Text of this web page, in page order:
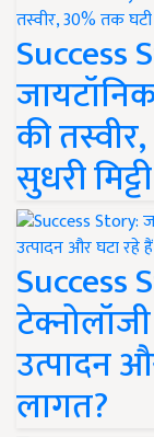
Success
की
सुधरी
Success
उत्पादन
लागत?